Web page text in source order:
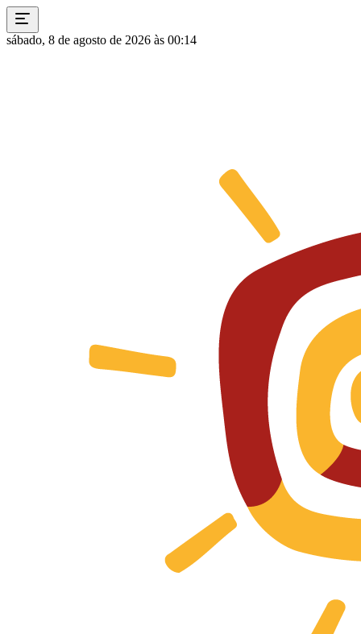
sábado, 8 de agosto de 2026 às 00:14